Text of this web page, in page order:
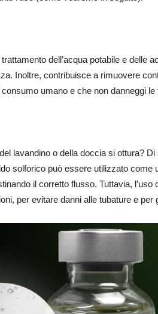
dell’acqua potabile e delle
Inoltre, contribuisce a rimuovere
umano e che non danneggi le
lavandino o della doccia si ottura?
solforico può essere utilizzato come
il corretto flusso. Tuttavia,
per evitare danni alle tubature e per